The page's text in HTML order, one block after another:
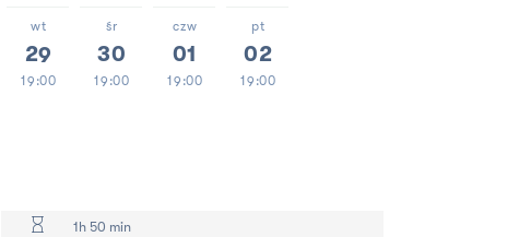
wt
29
19:00
śr
30
19:00
czw
01
19:00
pt
02
19:00
1h 50 min